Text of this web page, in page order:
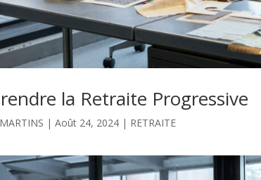
la Retraite Progressive
|Août 24, 2024 | RETRAITE